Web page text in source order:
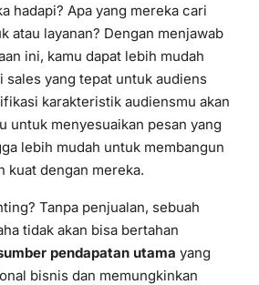
hadapi? Apa yang mereka cari
atau layanan? Dengan menjawab
ini, kamu dapat lebih mudah
sales yang tepat untuk audiens
karakteristik audiensmu akan
untuk menyesuaikan pesan yang
lebih mudah untuk membangun
kuat dengan mereka.
Tanpa penjualan, sebuah
tidak akan bisa bertahan
pendapatan utama yang
bisnis dan memungkinkan